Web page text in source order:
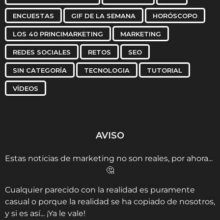
ENCUESTAS GIF DE LA SEMANA HORÓSCOPO
LOS 40 PRINCIMARKETING MARKETING
REDES SOCIALES RETOS SEO
SIN CATEGORÍA TECNOLOGIA TUTORIAL
VÍDEOS
AVISO
Estas noticias de marketing no son reales, por ahora...
🤔
Cualquier parecido con la realidad es puramente
casual o porque la realidad se ha copiado de nosotros,
y si es así... ¡Ya le vale!